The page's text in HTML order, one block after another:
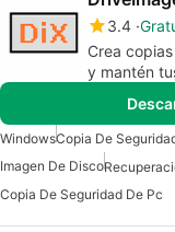
3.4
Crea
y mantén
WindowsCopia De
Imagen De Disco
Copia De Seguridad De Pc